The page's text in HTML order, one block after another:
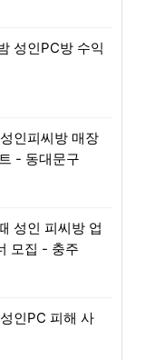
성인PC방 수익
인피씨방 매장
- 동대문구
성인 피씨방 업
모집 - 충주
인PC 피해 사